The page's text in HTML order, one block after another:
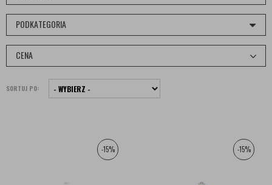
PODKATEGORIA
CENA
SORTUJ PO:
-15% -15%